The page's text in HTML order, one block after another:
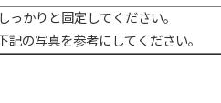
かりと固定してください。
の写真を参考にしてください。